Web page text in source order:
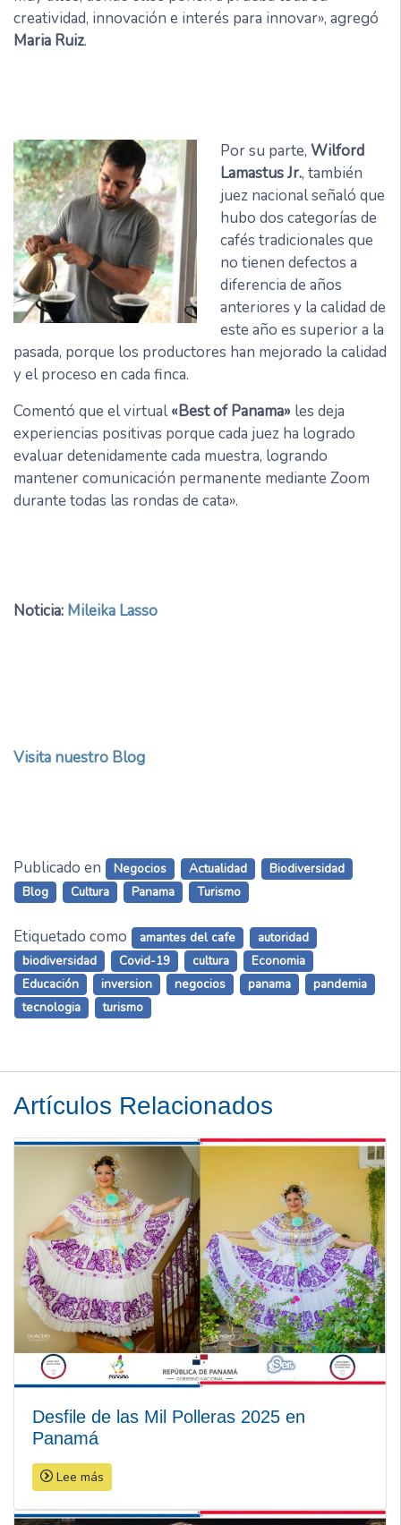
creatividad, innovación e interés para innovar», agregó
Maria Ruiz.
Por su parte, Wilford
Lamastus Jr., también
juez nacional señaló que
hubo dos categorías de
cafés tradicionales que
no tienen defectos a
diferencia de años
anteriores y la calidad de
este año es superior a la
pasada, porque los productores han mejorado la calidad
y el proceso en cada finca.
Comentó que el virtual«Best of Panama» les deja
experiencias positivas porque cada juez ha logrado
evaluar detenidamente cada muestra, logrando
mantener comunicación permanente mediante Zoom
durante todas las rondas de cata».
Noticia: Mileika Lasso
Visita nuestro Blog
Publicado en Negocios Actualidad
Biodiversidad
Blog
Cultura Panama Turismo
Etiquetado como amantes del cafe
autoridad
biodiversidad
Covid-19 cultura
Economia
Educación
inversion negocios panama
pandemia
tecnologia
turismo
Artículos Relacionados
Desfile de las Mil Polleras 2025 en
Panamá
Lee más